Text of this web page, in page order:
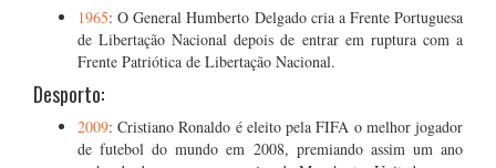
1965: O General Humberto Delgado cria a Frente Portuguesa
de Libertação Nacional depois de entrar em ruptura com a
Frente Patriótica de Libertação Nacional.
Desporto:
2009: Cristiano Ronaldo é eleito pela FIFA o melhor jogador
de futebol do mundo em 2008, premiando assim um ano